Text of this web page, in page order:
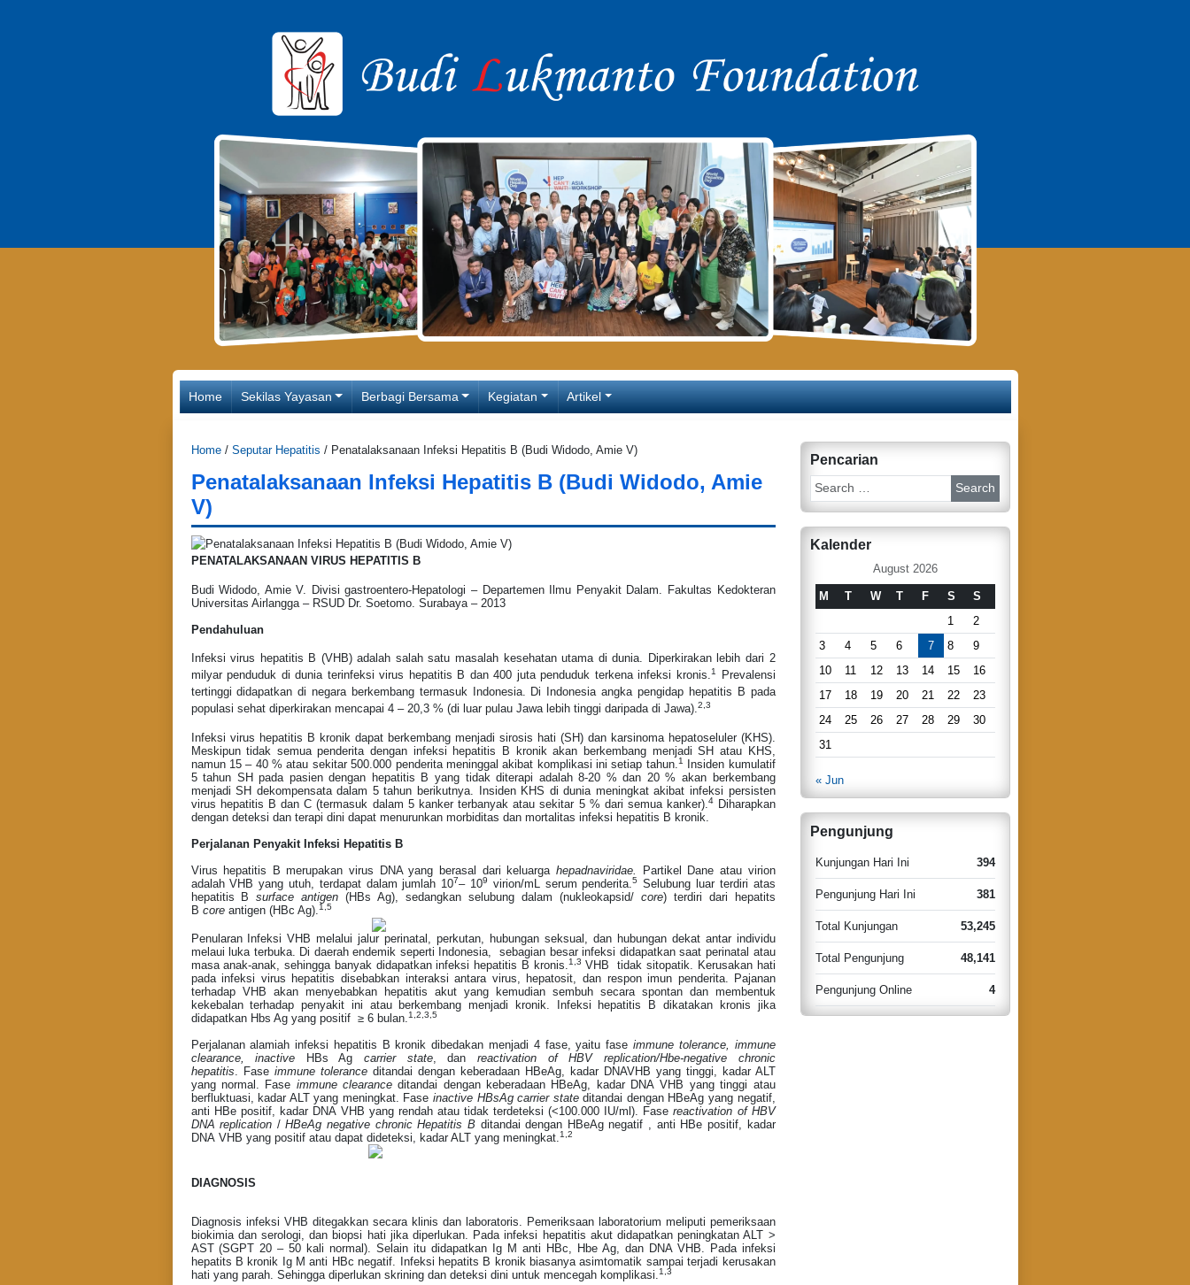
Home Sekilas Yayasan Berbagi Bersama Kegiatan Artikel
Home/ Seputar Hepatitis / Penatalaksanaan Infeksi Hepatitis B (Budi Widodo, Amie V)
Penatalaksanaan Infeksi Hepatitis B (Budi Widodo, Amie
V)
PENATALAKSANAAN VIRUS HEPATITIS B
Budi Widodo, Amie V. Divisi gastroentero-Hepatologi – Departemen Ilmu Penyakit Dalam. Fakultas Kedokteran
Universitas Airlangga – RSUD Dr. Soetomo. Surabaya – 2013
Pendahuluan
Infeksi virus hepatitis B (VHB) adalah salah satu masalah kesehatan utama di dunia. Diperkirakan lebih dari 2
milyar penduduk di dunia terinfeksi virus hepatitis B dan 400 juta penduduk terkena infeksi kronis.1
Prevalensi
tertinggi didapatkan di negara berkembang termasuk Indonesia. Di Indonesia angka pengidap hepatitis B pada
populasi sehat diperkirakan mencapai 4 – 20,3 % (di luar pulau Jawa lebih tinggi daripada di Jawa).2,3
Infeksi virus hepatitis B kronik dapat berkembang menjadi sirosis hati (SH) dan karsinoma hepatoseluler (KHS).
Meskipun tidak semua penderita dengan infeksi hepatitis B kronik akan berkembang menjadi SH atau KHS,
namun 15 – 40 % atau sekitar 500.000 penderita meninggal akibat komplikasi ini setiap tahun.1
Insiden kumulatif
5 tahun SH pada pasien dengan hepatitis B yang tidak diterapi adalah 8-20 % dan 20 % akan berkembang
menjadi SH dekompensata dalam 5 tahun berikutnya. Insiden KHS di dunia meningkat akibat infeksi persisten
virus hepatitis B dan C (termasuk dalam 5 kanker terbanyak atau sekitar 5 % dari semua kanker).4
Diharapkan
dengan deteksi dan terapi dini dapat menurunkan morbiditas dan mortalitas infeksi hepatitis B kronik.
Perjalanan Penyakit Infeksi Hepatitis B
Virus hepatitis B merupakan virus DNA yang berasal dari keluarga hepadnaviridae.
Partikel Dane atau virion
adalah VHB yang utuh, terdapat dalam jumlah 107– 109 virion/mL serum penderita.5
Selubung luar terdiri atas
hepatitis Bsurface antigen (HBs Ag), sedangkan selubung dalam (nukleokapsid/ core) terdiri dari hepatits
B coreantigen (HBc Ag).1,5
Penularan Infeksi VHB melalui jalur perinatal, perkutan, hubungan seksual, dan hubungan dekat antar individu
melaui luka terbuka. Di daerah endemik seperti Indonesia, sebagian besar infeksi didapatkan saat perinatal atau
masa anak-anak, sehingga banyak didapatkan infeksi hepatitis B kronis. 1,3 VHB tidak sitopatik. Kerusakan hati
pada infeksi virus hepatitis disebabkan interaksi antara virus, hepatosit, dan respon imun penderita.
Pajanan
terhadap VHB akan menyebabkan hepatitis akut yang kemudian sembuh secara spontan dan membentuk
kekebalan terhadap penyakit ini atau berkembang menjadi kronik. Infeksi hepatitis B dikatakan kronis jika
didapatkan Hbs Ag yang positif ≥ 6 bulan. 1,2,3,5
Perjalanan alamiah infeksi hepatitis B kronik dibedakan menjadi 4 fase, yaitu fase immune tolerance, immune
clearance, inactive HBs Agcarrier state, dan reactivation of HBV replication/Hbe-negative chronic
hepatitis
Fase immune toleranceditandai dengan keberadaan HBeAg, kadar DNAVHB yang tinggi, kadar ALT
yang normal
Fase immune clearanceditandai dengan keberadaan HBeAg, kadar DNA VHB yang tinggi atau
berfluktuasi, kadar ALT yang meningkat. Fase inactive HBsAg carrier stateditandai dengan HBeAg yang negatif,
anti HBe positif, kadar DNAVHB yang rendah atau tidak terdeteksi (<100.000 IU/ml) Fasereactivation of HBV
DNA replication /HBeAg negative chronic Hepatitis Bditandai dengan HBeAg negatif , anti HBe positif, kadar
DNAVHB yang positif atau dapat dideteksi, kadar ALT yang meningkat. 1,2
DIAGNOSIS
Diagnosis infeksi VHB ditegakkan secara klinis dan laboratoris. Pemeriksaan laboratorium meliputi pemeriksaan
biokimia dan serologi, dan biopsi hati jika diperlukan. Pada infeksi hepatitis akut didapatkan peningkatan ALT >
AST (SGPT 20 – 50 kali normal). Selain itu didapatkan Ig M anti HBc, Hbe Ag, dan DNA VHB. Pada infeksi
hepatits B kronik Ig M anti HBc negatif. Infeksi hepatits B kronik biasanya asimtomatik sampai terjadi kerusakan
hati yang parah. Sehingga diperlukan skrining dan deteksi dini untuk mencegah komplikasi.1,3
Pencarian
S
e
a
cKalender
August 2026
M T W T F S
S
1
2
3
4 5 6 7 8
9
10
11 12 13 14 15
16
17
18 19 20 21 22
23
24
25 26 27 28 29
30
31
« Jun
Pengunjung
Kunjungan Hari Ini 394
Pengunjung Hari Ini 381
Total Kunjungan 53,245
Total Pengunjung 48,141
Pengunjung Online 4